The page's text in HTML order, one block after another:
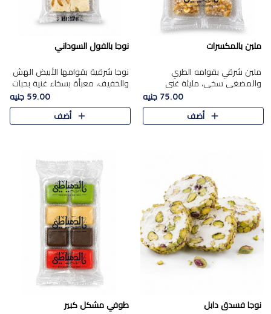
ملبن بالمكسرات
ملبن شرقي بقوامه الطري
والمضغي سخي، مليئة غني
بتشكيلة فاخرة من المكسرات
مشكلة المختارة التي تقدم تضيف
قرمشة مميزة مرضية ونكهة
75.00 جنيه
أضف
نوجا بالفول السوداني
نوجا شرقية بقوامها الأبيض الهش
والخفيف، معبأة بسخاء غنية بحبات
الفول السوداني المحمص التي
يقدم تضيف قرمشة مميزة مرضية
وتوازنًا رائعًا مع حلا..
59.00 جنيه
أضف
نوجا فسدق دابل طوفي مشكل كبير